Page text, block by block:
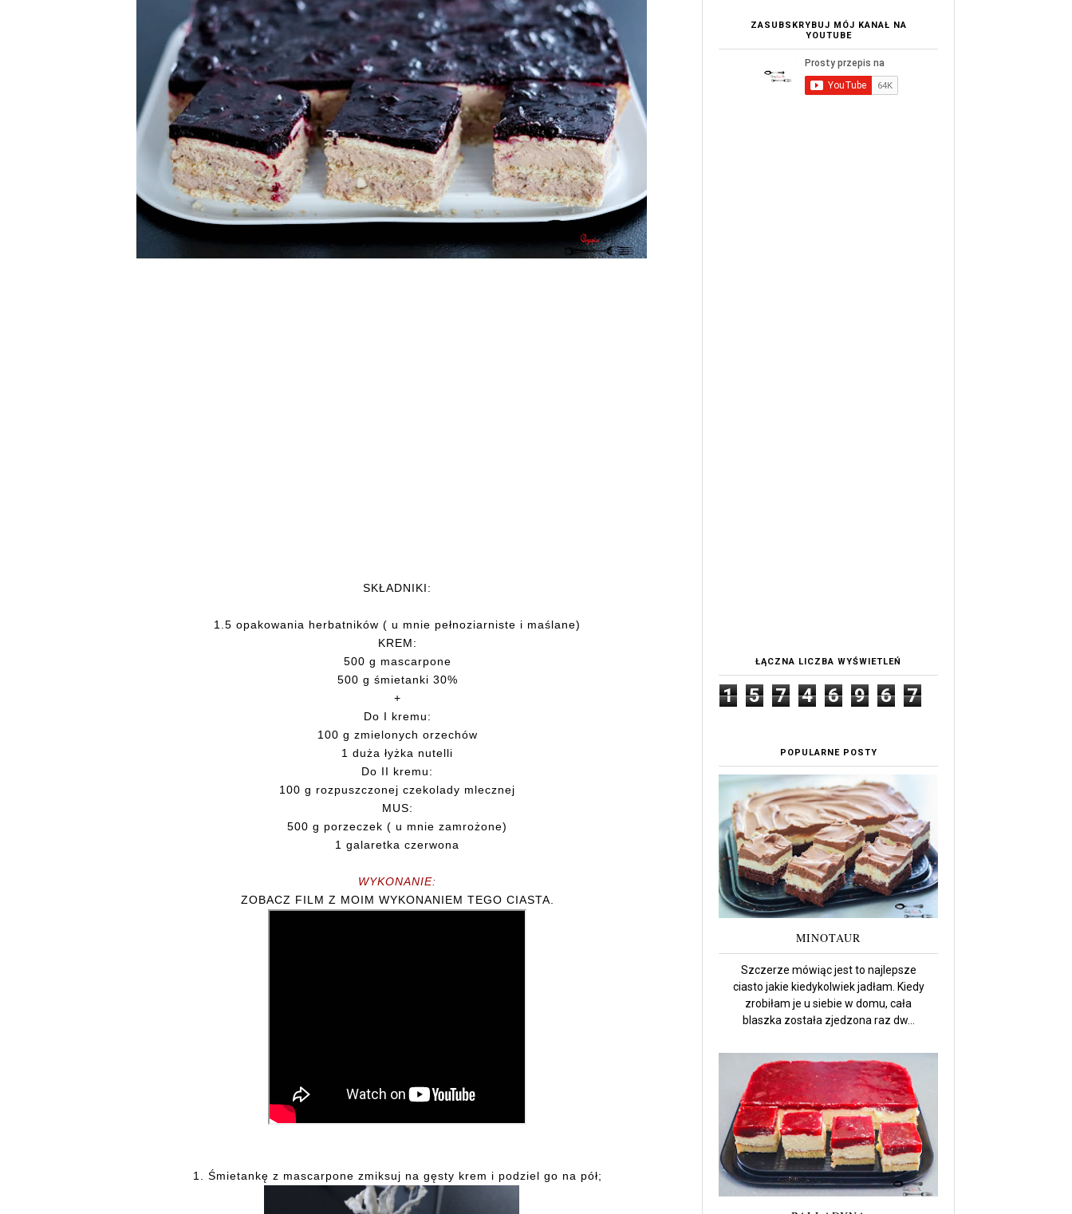
SKŁADNIKI:
1.5 opakowania herbatników ( u mnie pełnoziarniste i maślane)
KREM:
500 g mascarpone
500 g śmietanki 30%
+
Do I kremu:
100 g zmielonych orzechów
1 duża łyżka nutelli
Do II kremu:
100 g rozpuszczonej czekolady mlecznej
MUS:
500 g porzeczek ( u mnie zamrożone)
1 galaretka czerwona
WYKONANIE:
ZOBACZ FILM Z MOIM WYKONANIEM TEGO CIASTA.
1. Śmietankę z mascarpone zmiksuj na gęsty krem i podziel go na pół;
ZASUBSKRYBUJ MÓJ KANAŁ NA
YOUTUBE
ŁĄCZNA LICZBA WYŚWIETLEŃ
1 5 7 4 6 9 6 7
POPULARNE POSTY
MINOTAUR
Szczerze mówiąc jest to najlepsze
ciasto jakie kiedykolwiek jadłam. Kiedy
zrobiłam je u siebie w domu, cała
blaszka została zjedzona raz dw...